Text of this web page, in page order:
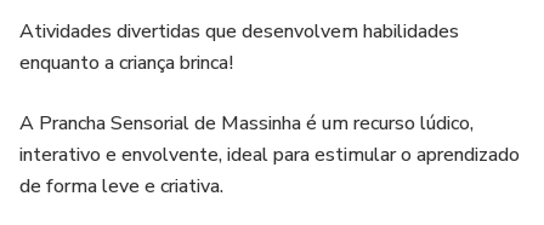
Atividades divertidas que desenvolvem habilidades
enquanto a criança brinca!
A Prancha Sensorial de Massinha é um recurso lúdico,
interativo e envolvente, ideal para estimular o aprendizado
de forma leve e criativa.